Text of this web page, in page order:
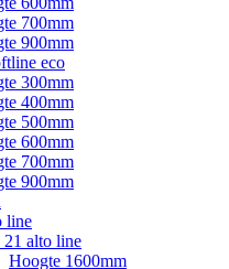
700mm
900mm
eco
300mm
400mm
500mm
600mm
700mm
900mm
line
21 alto line
Hoogte 1600mm